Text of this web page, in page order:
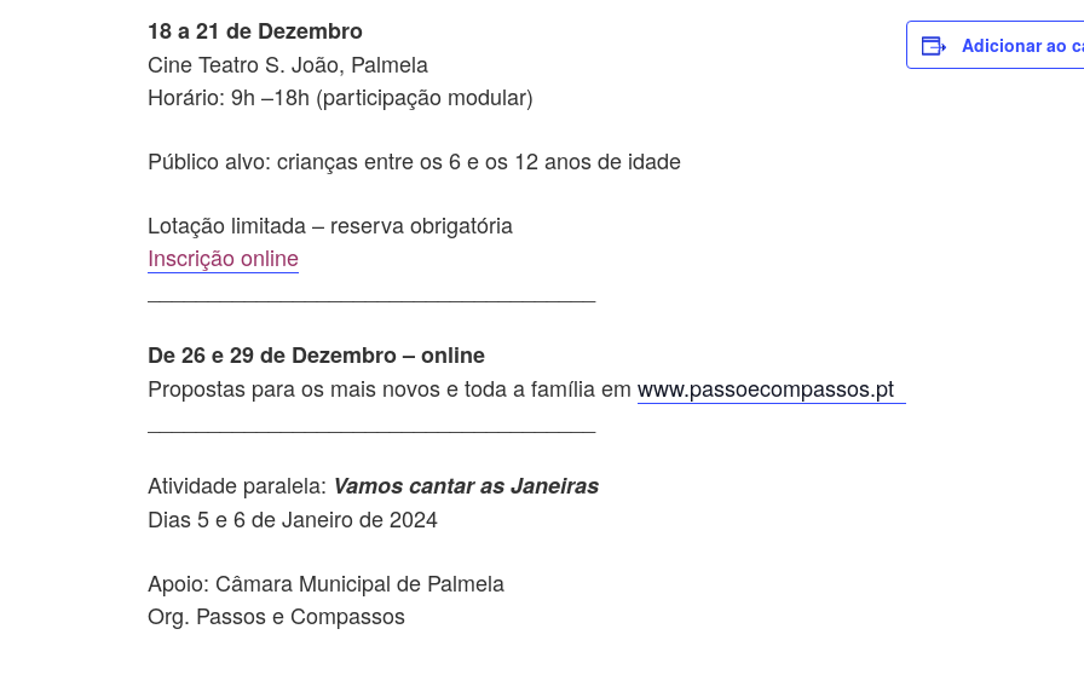
18 a 21 de Dezembro
Cine Teatro S. João, Palmela
Horário: 9h –18h (participação modular)
Público alvo: crianças entre os 6 e os 12 anos de idade
Lotação limitada – reserva obrigatória
Inscrição online
De 26 e 29 de Dezembro – online
Propostas para os mais novos e toda a família em www.passoecompassos.pt
Atividade paralela: Vamos cantar as Janeiras
Dias 5 e 6 de Janeiro de 2024
Apoio: Câmara Municipal de Palmela
Org. Passos e Compassos
Adicionar ao